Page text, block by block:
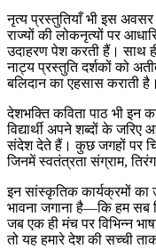
नृत्य प्रस्तुतियाँ भी इस
राज्यों की लोकनृत्यों पर
उदाहरण पेश करती हैं। साथ
नाट्य प्रस्तुति दर्शकों को
बलिदान का एहसास कराती है।
देशभक्ति कविता पाठ भी इन
विद्यार्थी अपने शब्दों के
संदेश देते हैं। कुछ जगहों पर
जिनमें स्वतंत्रता संग्राम,
इन सांस्कृतिक कार्यक्रमों का
भावना जगाना है—कि हम
जब एक ही मंच पर विभिन्न
तो यह हमारे देश की सच्ची